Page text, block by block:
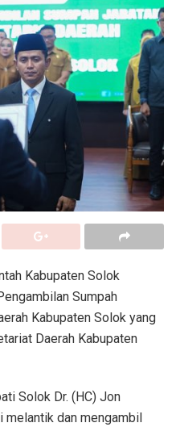
Kabupaten Solok
Sumpah
Kabupaten Solok yang
Daerah Kabupaten
Solok Dr. (HC) Jon
melantik dan mengambil